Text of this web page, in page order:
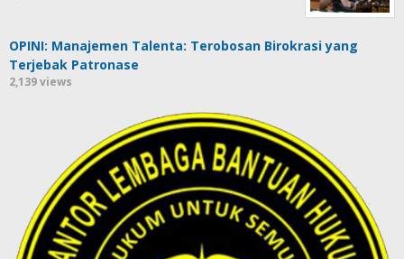
OPINI: Manajemen Talenta: Terobosan Birokrasi yang
Terjebak Patronase
2,139 views